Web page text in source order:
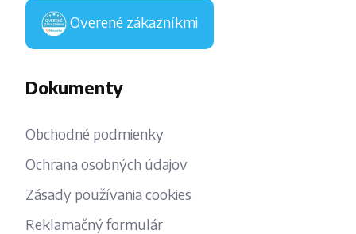
Overené zákazníkmi
Dokumenty
Obchodné podmienky
Ochrana osobných údajov
Zásady používania cookies
Reklamačný formulár